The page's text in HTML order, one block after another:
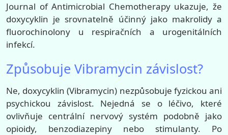
Journal of Antimicrobial Chemotherapy ukazuje, že
doxycyklin je srovnatelně účinný jako makrolidy a
fluorochinolony u respiračních a urogenitálních
infekcí.
Způsobuje Vibramycin závislost?
Ne, doxycyklin (Vibramycin) nezpůsobuje fyzickou ani
psychickou závislost. Nejedná se o léčivo, které
ovlivňuje centrální nervový systém podobně jako
opioidy, benzodiazepiny nebo stimulanty. Po